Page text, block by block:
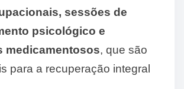
sessões de
psicológico e
medicamentosos, que são
para a recuperação integral